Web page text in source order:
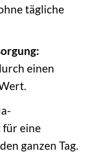
tägliche
einen
für eine
ganzen Tag.